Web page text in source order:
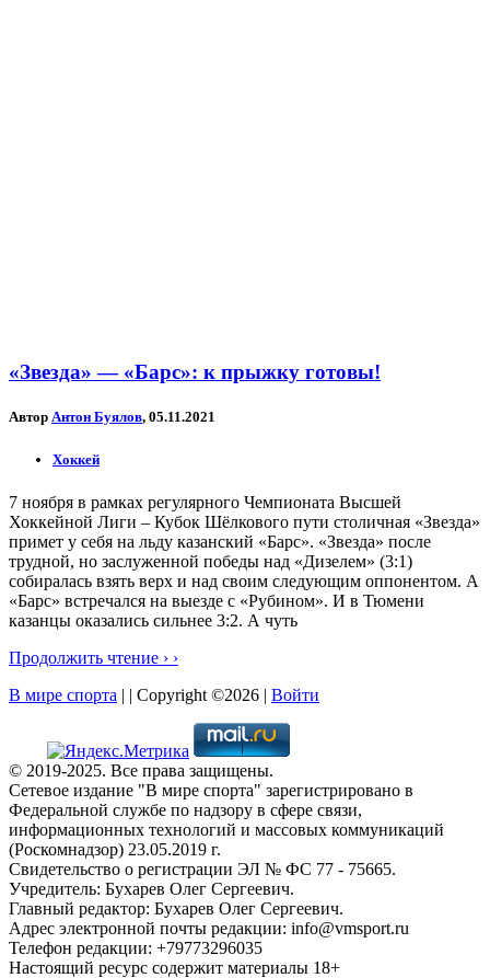
«Звезда» — «Барс»: к прыжку готовы!
Автор Антон Буялов, 05.11.2021
Хоккей
7 ноября в рамках регулярного Чемпионата Высшей
Хоккейной Лиги – Кубок Шёлкового пути столичная «Звезда»
примет у себя на льду казанский «Барс». «Звезда» после
трудной, но заслуженной победы над «Дизелем» (3:1)
собиралась взять верх и над своим следующим оппонентом. А
«Барс» встречался на выезде с «Рубином». И в Тюмени
казанцы оказались сильнее 3:2. А чуть
Продолжить чтение › ›
В мире спорта | | Copyright ©2026 | Войти
© 2019-2025. Все права защищены.
Сетевое издание "В мире спорта" зарегистрировано в
Федеральной службе по надзору в сфере связи,
информационных технологий и массовых коммуникаций
(Роскомнадзор) 23.05.2019 г.
Свидетельство о регистрации ЭЛ № ФС 77 - 75665.
Учредитель: Бухарев Олег Сергеевич.
Главный редактор: Бухарев Олег Сергеевич.
Адрес электронной почты редакции: info@vmsport.ru
Телефон редакции: +79773296035
Настоящий ресурс содержит материалы 18+